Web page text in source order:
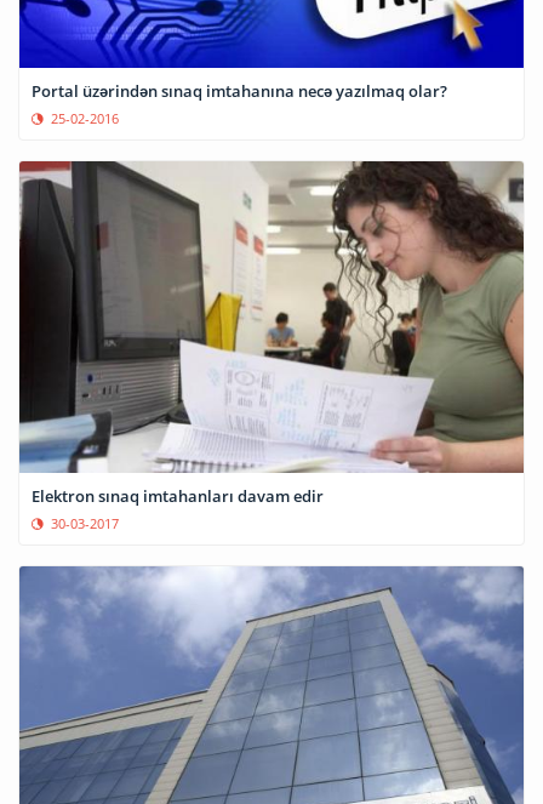
Portal üzərindən sınaq imtahanına necə yazılmaq olar?
25-02-2016
Elektron sınaq imtahanları davam edir
30-03-2017